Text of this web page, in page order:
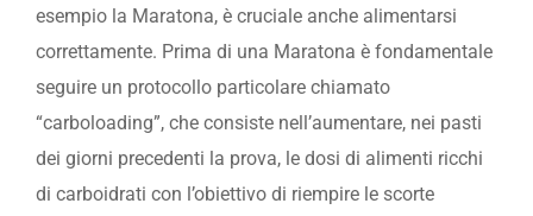
esempio la Maratona, è cruciale anche alimentarsi
correttamente. Prima di una Maratona è fondamentale
seguire un protocollo particolare chiamato
“carboloading”, che consiste nell’aumentare, nei pasti
dei giorni precedenti la prova, le dosi di alimenti ricchi
di carboidrati con l’obiettivo di riempire le scorte